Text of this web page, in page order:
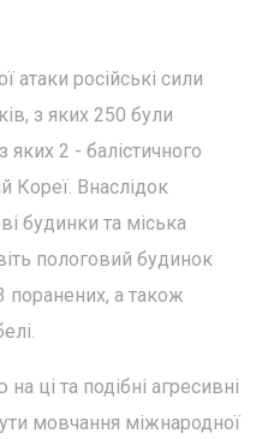
атаки російські сили
з яких 250 були
2 - балістичного
Кореї. Внаслідок
будинки та міська
пологовий будинок
поранених, а також
ці та подібні агресивні
мовчання міжнародної